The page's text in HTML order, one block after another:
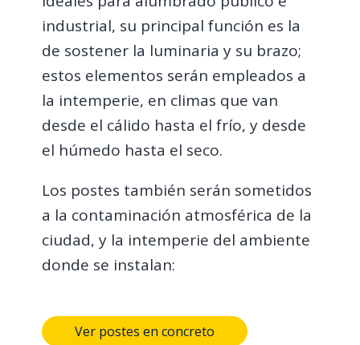
industrial, su principal función es la
de sostener la luminaria y su brazo;
estos elementos serán empleados a
la intemperie, en climas que van
desde el cálido hasta el frío, y desde
el húmedo hasta el seco.
Los postes también serán sometidos
a la contaminación atmosférica de la
ciudad, y la intemperie del ambiente
donde se instalan:
Ver postes en concreto